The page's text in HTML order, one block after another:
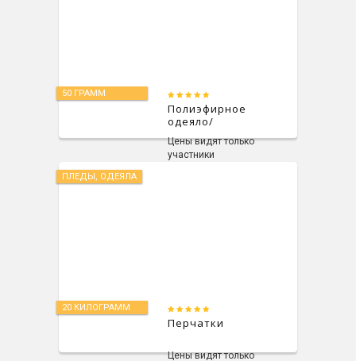
50 ГРАММ
ПЛЕДЫ, ОДЕЯЛА
20 КИЛОГРАММ
Полиэфирное
одеяло/
Цены видят только
участники
Перчатки
Цены видят только